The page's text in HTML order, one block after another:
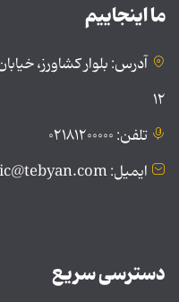
ما اینجاییم
آدرس: بلوار کشاورز،
۱۲
تلفن: ۰۲۱۸۱۲۰۰۰۰۰
ایمیل: public@tebyan.com
دسترسی سریع